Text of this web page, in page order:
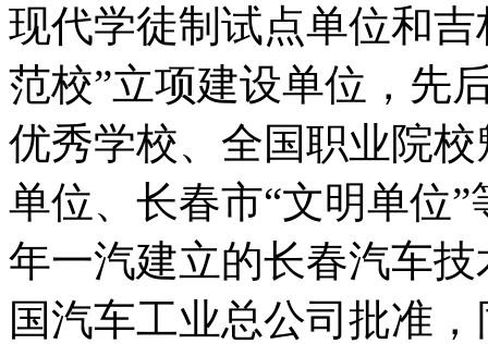
现代学徒制试点单位和
范校”立项建设单位，先
优秀学校、全国职业院
单位、长春市“文明单位
年一汽建立的长春汽车
国汽车工业总公司批准